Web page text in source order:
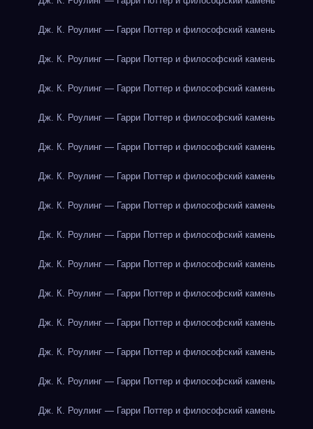
Дж. К. Роулинг — Гарри Поттер и философский камень
Дж. К. Роулинг — Гарри Поттер и философский камень
Дж. К. Роулинг — Гарри Поттер и философский камень
Дж. К. Роулинг — Гарри Поттер и философский камень
Дж. К. Роулинг — Гарри Поттер и философский камень
Дж. К. Роулинг — Гарри Поттер и философский камень
Дж. К. Роулинг — Гарри Поттер и философский камень
Дж. К. Роулинг — Гарри Поттер и философский камень
Дж. К. Роулинг — Гарри Поттер и философский камень
Дж. К. Роулинг — Гарри Поттер и философский камень
Дж. К. Роулинг — Гарри Поттер и философский камень
Дж. К. Роулинг — Гарри Поттер и философский камень
Дж. К. Роулинг — Гарри Поттер и философский камень
Дж. К. Роулинг — Гарри Поттер и философский камень